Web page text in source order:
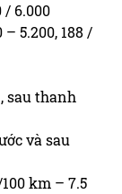
/ 6.000
– 5.200, 188 /
sau thanh
và sau
km – 7.5